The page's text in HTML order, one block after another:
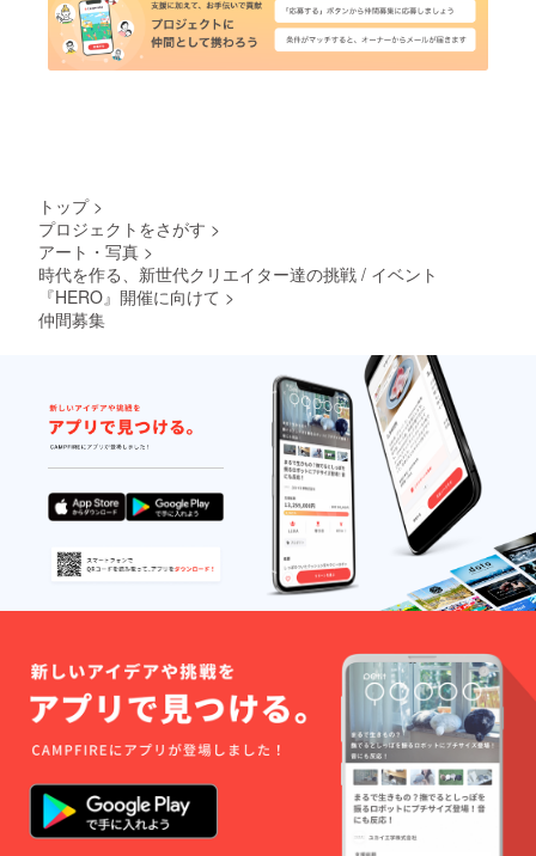
トップ >
プロジェクトをさがす >
アート・写真 >
時代を作る、新世代クリエイター達の挑戦 / イベント
『HERO』開催に向けて >
仲間募集